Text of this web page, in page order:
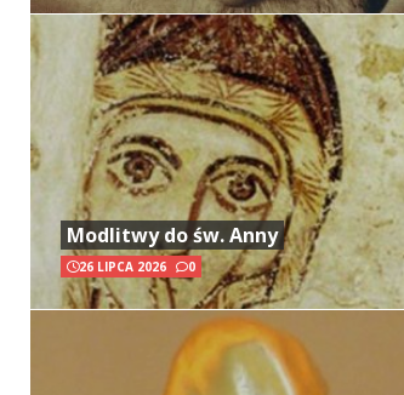
Modlitwy do św. Anny
26 LIPCA 2026 0